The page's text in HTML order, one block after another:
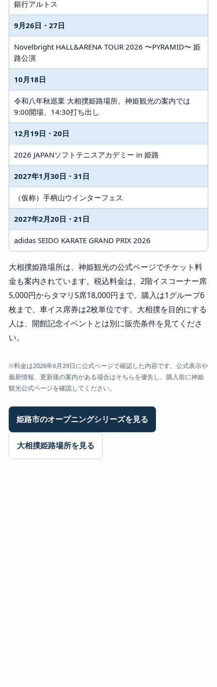
銀行アルトス
9月26日・27日
Novelbright HALL&ARENA TOUR 2026 〜PYRAMID〜 姫
路公演
10月18日
令和八年秋巡業 大相撲姫路場所。神姫観光の案内では
9:00開場、14:30打ち出し
12月19日・20日
2026 JAPANソフトテニスアカデミー in 姫路
2027年1月30日・31日
（仮称）手柄山ウインターフェス
2027年2月20日・21日
adidas SEIDO KARATE GRAND PRIX 2026
大相撲姫路場所は、神姫観光の公式ページでチケット料
金も案内されています。税込料金は、2階イスコーナー席
5,000円からタマリS席18,000円まで。購入は1グループ6
枚まで、車イス席券は2枚単位です。大相撲を目的にする
人は、開館記念イベントとは別に販売条件を見てくださ
い。
※料金は2026年6月29日に公式ページで確認した内容です。公式表示や
最新情報、更新後の案内がある場合はそちらを優先し、購入前に神姫
観光公式ページを確認してください。
姫路市のオープニングシリーズを見る
大相撲姫路場所を見る